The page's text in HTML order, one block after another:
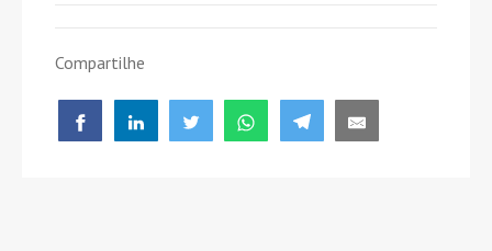
Compartilhe